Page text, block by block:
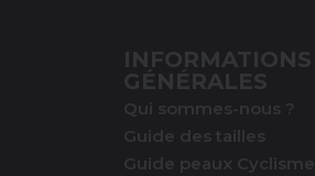
INFORMATIONS
GÉNÉRALES
Qui sommes-nous ?
Guide des tailles
Guide peaux Cyclisme